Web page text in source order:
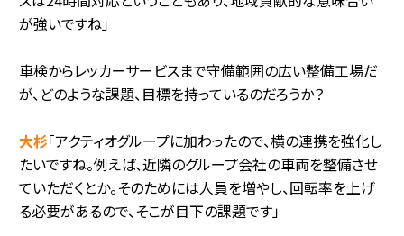
が強いですね」
車検からレッカーサービスまで守備範囲の広い整備工場だ
が、どのような課題、目標を持っているのだろうか？
大杉「アクティオグループに加わったので、横の連携を強化し
たいですね。例えば、近隣のグループ会社の車両を整備させ
ていただくとか。そのためには人員を増やし、回転率を上げ
る必要があるので、そこが目下の課題です」